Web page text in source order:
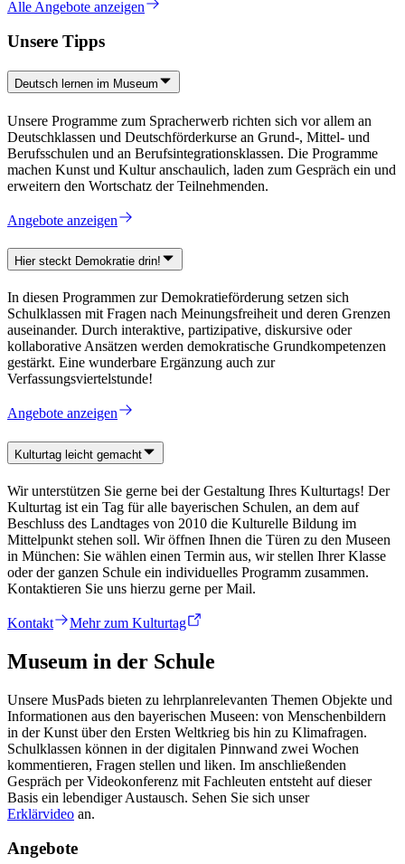
Alle Angebote anzeigen
Unsere Tipps
Deutsch lernen im Museum
Unsere Programme zum Spracherwerb richten sich vor allem an
Deutschklassen und Deutschförderkurse an Grund-, Mittel- und
Berufsschulen und an Berufsintegrationsklassen. Die Programme
machen Kunst und Kultur anschaulich, laden zum Gespräch ein und
erweitern den Wortschatz der Teilnehmenden.
Angebote anzeigen
Hier steckt Demokratie drin!
In diesen Programmen zur Demokratieförderung setzen sich
Schulklassen mit Fragen nach Meinungsfreiheit und deren Grenzen
auseinander. Durch interaktive, partizipative, diskursive oder
kollaborative Ansätzen werden demokratische Grundkompetenzen
gestärkt. Eine wunderbare Ergänzung auch zur
Verfassungsviertelstunde!
Angebote anzeigen
Kulturtag leicht gemacht
Wir unterstützen Sie gerne bei der Gestaltung Ihres Kulturtags! Der
Kulturtag ist ein Tag für alle bayerischen Schulen, an dem auf
Beschluss des Landtages von 2010 die Kulturelle Bildung im
Mittelpunkt stehen soll. Wir öffnen Ihnen die Türen zu den Museen
in München: Sie wählen einen Termin aus, wir stellen Ihrer Klasse
oder der ganzen Schule ein individuelles Programm zusammen.
Kontaktieren Sie uns hierzu gerne per Mail.
Kontakt Mehr zum Kulturtag
Museum in der Schule
Unsere MusPads bieten zu lehrplanrelevanten Themen Objekte und
Informationen aus den bayerischen Museen: von Menschenbildern
in der Kunst über den Ersten Weltkrieg bis hin zu Klimafragen.
Schulklassen können in der digitalen Pinnwand zwei Wochen
kommentieren, Fragen stellen und liken. Im anschließenden
Gespräch per Videokonferenz mit Fachleuten entsteht auf dieser
Basis ein lebendiger Austausch. Sehen Sie sich unser
Erklärvideo an.
Angebote